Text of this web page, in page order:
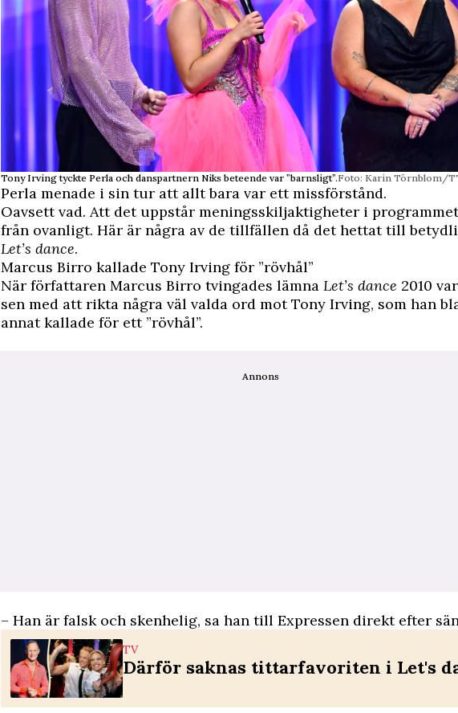
Tony Irving tyckte Perla och danspartnern Niks beteende var ”barnsligt”.Foto: Karin Törnblom/
Perla menade i sin tur att allt bara var ett missförstånd.
Oavsett vad. Att det uppstår meningsskiljaktigheter i
från ovanligt. Här är några av de tillfällen då det hettat till
Let’s dance.
Marcus Birro kallade Tony Irving för ”rövhål”
När författaren Marcus Birro tvingades lämna Let’s dance 2010
sen med att rikta några väl valda ord mot Tony Irving, som han
annat kallade för ett ”rövhål”.
Annons
– Han är falsk och skenhelig, sa han till Expressen direkt efter
TV
Därför saknas tittarfavoriten i Let's